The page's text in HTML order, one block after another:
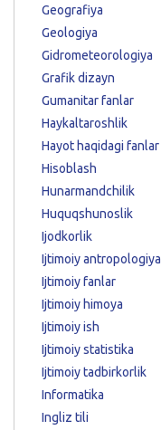
Geografiya
Geologiya
Gidrometeorologiya
Grafik dizayn
Gumanitar fanlar
Haykaltaroshlik
Hayot haqidagi fanlar
Hisoblash
Hunarmandchilik
Huquqshunoslik
Ijodkorlik
Ijtimoiy antropologiya
Ijtimoiy fanlar
Ijtimoiy himoya
Ijtimoiy ish
Ijtimoiy statistika
Ijtimoiy tadbirkorlik
Informatika
Ingliz tili